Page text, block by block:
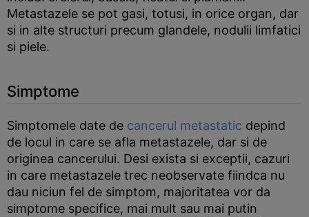
Metastazele se pot gasi, totusi, in orice organ, dar
si in alte structuri precum glandele, nodulii limfatici
si piele.
Simptome
Simptomele date de cancerul metastatic depind
de locul in care se afla metastazele, dar si de
originea cancerului. Desi exista si exceptii, cazuri
in care metastazele trec neobservate fiindca nu
dau niciun fel de simptom, majoritatea vor da
simptome specifice, mai mult sau mai putin